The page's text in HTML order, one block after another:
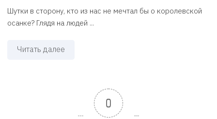
Шутки в сторону, кто из нас не мечтал бы о королевской
осанке? Глядя на людей ...
Читать далее
0